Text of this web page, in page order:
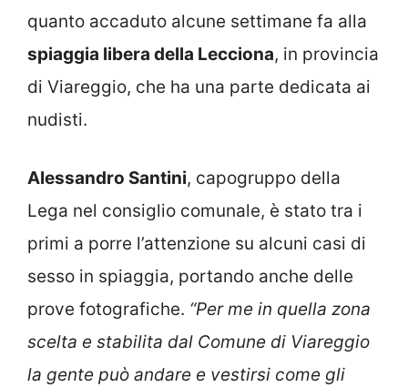
quanto accaduto alcune settimane fa alla
spiaggia libera della Lecciona, in provincia
di Viareggio, che ha una parte dedicata ai
nudisti.
Alessandro Santini, capogruppo della
Lega nel consiglio comunale, è stato tra i
primi a porre l’attenzione su alcuni casi di
sesso in spiaggia, portando anche delle
prove fotografiche. “Per me in quella zona
scelta e stabilita dal Comune di Viareggio
la gente può andare e vestirsi come gli